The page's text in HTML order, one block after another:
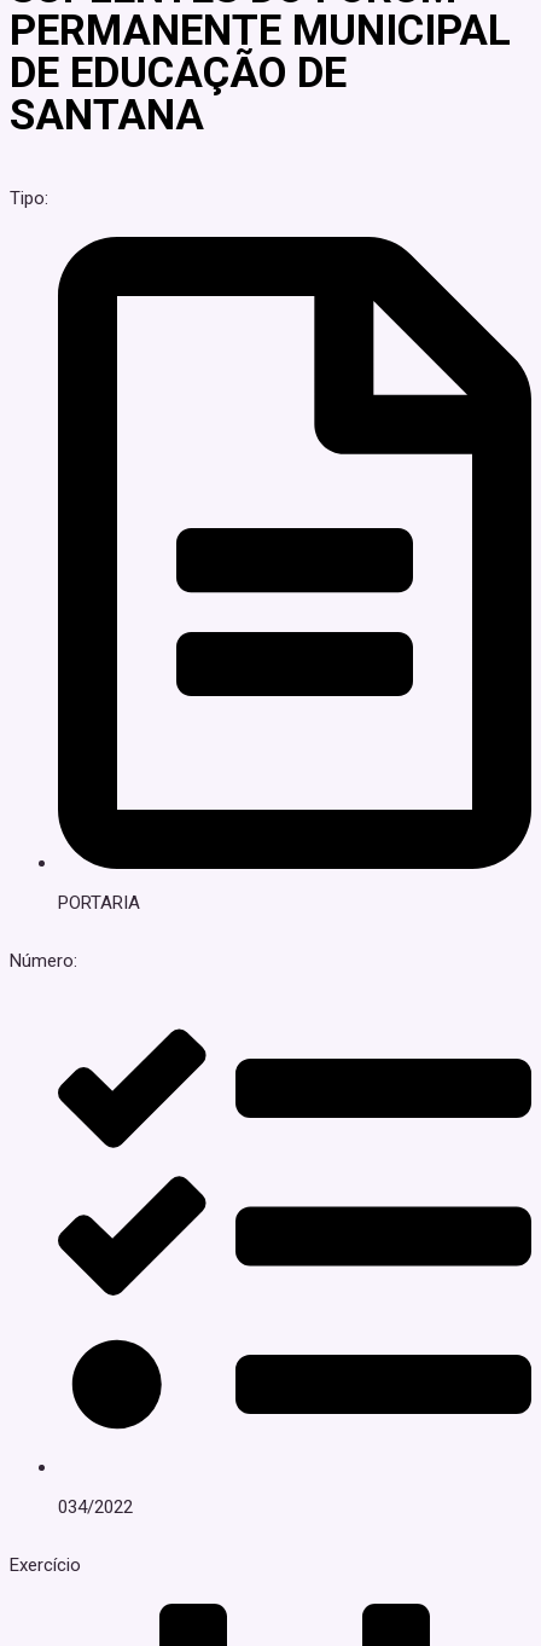
PERMANENTE MUNICIPAL
DE EDUCAÇÃO DE
SANTANA
Tipo:
PORTARIA
Número:
034/2022
Exercício